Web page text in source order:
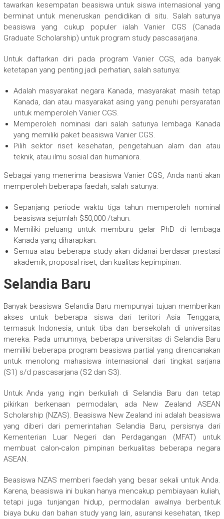
tawarkan kesempatan beasiswa untuk siswa internasional yang
berminat untuk meneruskan pendidikan di situ. Salah satunya
beasiswa yang cukup populer ialah Vanier CGS (Canada
Graduate Scholarship) untuk program study pascasarjana.
Untuk daftarkan diri pada program Vanier CGS, ada banyak
ketetapan yang penting jadi perhatian, salah satunya:
Adalah masyarakat negara Kanada, masyarakat masih tetap
Kanada, dan atau masyarakat asing yang penuhi persyaratan
untuk memperoleh Vanier CGS.
Memperoleh nominasi dari salah satunya lembaga Kanada
yang memiliki paket beasiswa Vanier CGS.
Pilih sektor riset kesehatan, pengetahuan alam dan atau
teknik, atau ilmu sosial dan humaniora.
Sebagai yang menerima beasiswa Vanier CGS, Anda nanti akan
memperoleh beberapa faedah, salah satunya:
Sepanjang periode waktu tiga tahun memperoleh nominal
beasiswa sejumlah $50,000 /tahun.
Memiliki peluang untuk memburu gelar PhD di lembaga
Kanada yang diharapkan.
Semua atau beberapa study akan didanai berdasar prestasi
akademik, proposal riset, dan kualitas kepimpinan.
Selandia Baru
Banyak beasiswa Selandia Baru mempunyai tujuan memberikan
akses untuk beberapa siswa dari teritori Asia Tenggara,
termasuk Indonesia, untuk tiba dan bersekolah di universitas
mereka. Pada umumnya, beberapa universitas di Selandia Baru
memiliki beberapa program beasiswa partial yang direncanakan
untuk menolong mahasiswa internasional dari tingkat sarjana
(S1) s/d pascasarjana (S2 dan S3).
Untuk Anda yang ingin berkuliah di Selandia Baru dan tetap
pikirkan berkenaan permodalan, ada New Zealand ASEAN
Scholarship (NZAS). Beasiswa New Zealand ini adalah beasiswa
yang diberi dari pemerintahan Selandia Baru, persisnya dari
Kementerian Luar Negeri dan Perdagangan (MFAT) untuk
membuat calon-calon pimpinan berkualitas beberapa negara
ASEAN.
Beasiswa NZAS memberi faedah yang besar sekali untuk Anda.
Karena, beasiswa ini bukan hanya mencakup pembiayaan kuliah,
tetapi juga tunjangan hidup, permodalan awalnya berbentuk
biaya buku dan bahan study yang lain, asuransi kesehatan, tikep